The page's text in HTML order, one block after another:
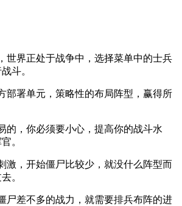
界正处于战争中，选择菜单中的士兵
斗。
署单元，策略性的布局阵型，赢得所
，你必须要小心，提高你的战斗水
。
，开始僵尸比较少，就没什么阵型而
。
差不多的战力，就需要排兵布阵的进